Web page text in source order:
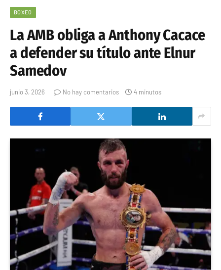
BOXEO
La AMB obliga a Anthony Cacace
a defender su título ante Elnur
Samedov
junio 3, 2026 No hay comentarios 4 minutos